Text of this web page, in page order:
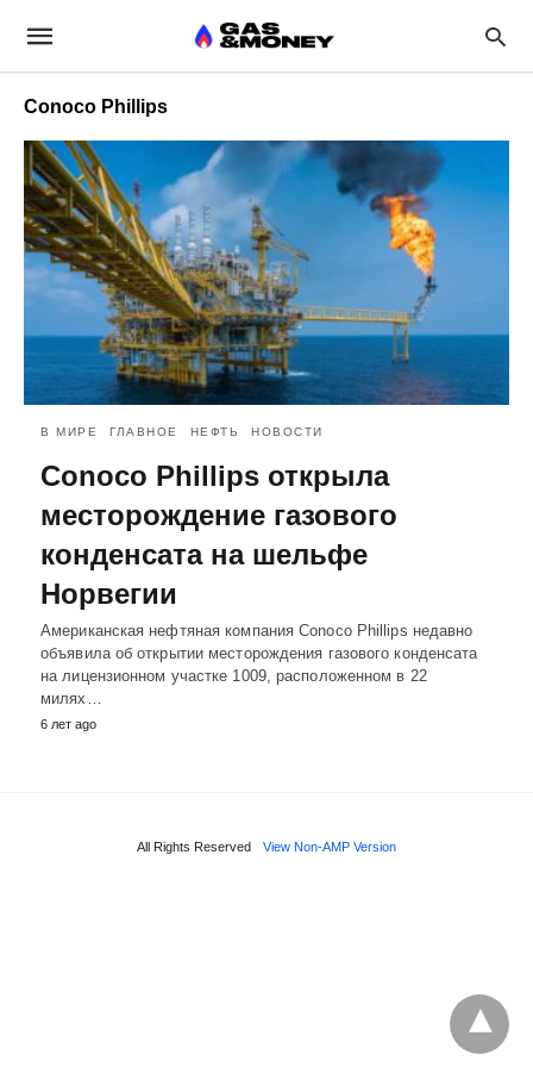
Conoco Phillips
В МИРЕ ГЛАВНОЕ НЕФТЬ НОВОСТИ
Conoco Phillips открыла
месторождение газового
конденсата на шельфе
Норвегии
Американская нефтяная компания Conoco Phillips недавно
объявила об открытии месторождения газового конденсата
на лицензионном участке 1009, расположенном в 22
милях…
6 лет ago
All Rights Reserved View Non-AMP Version